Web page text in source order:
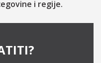
i regije.